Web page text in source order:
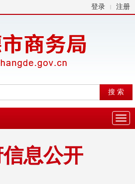
登录 | 注册
息公开